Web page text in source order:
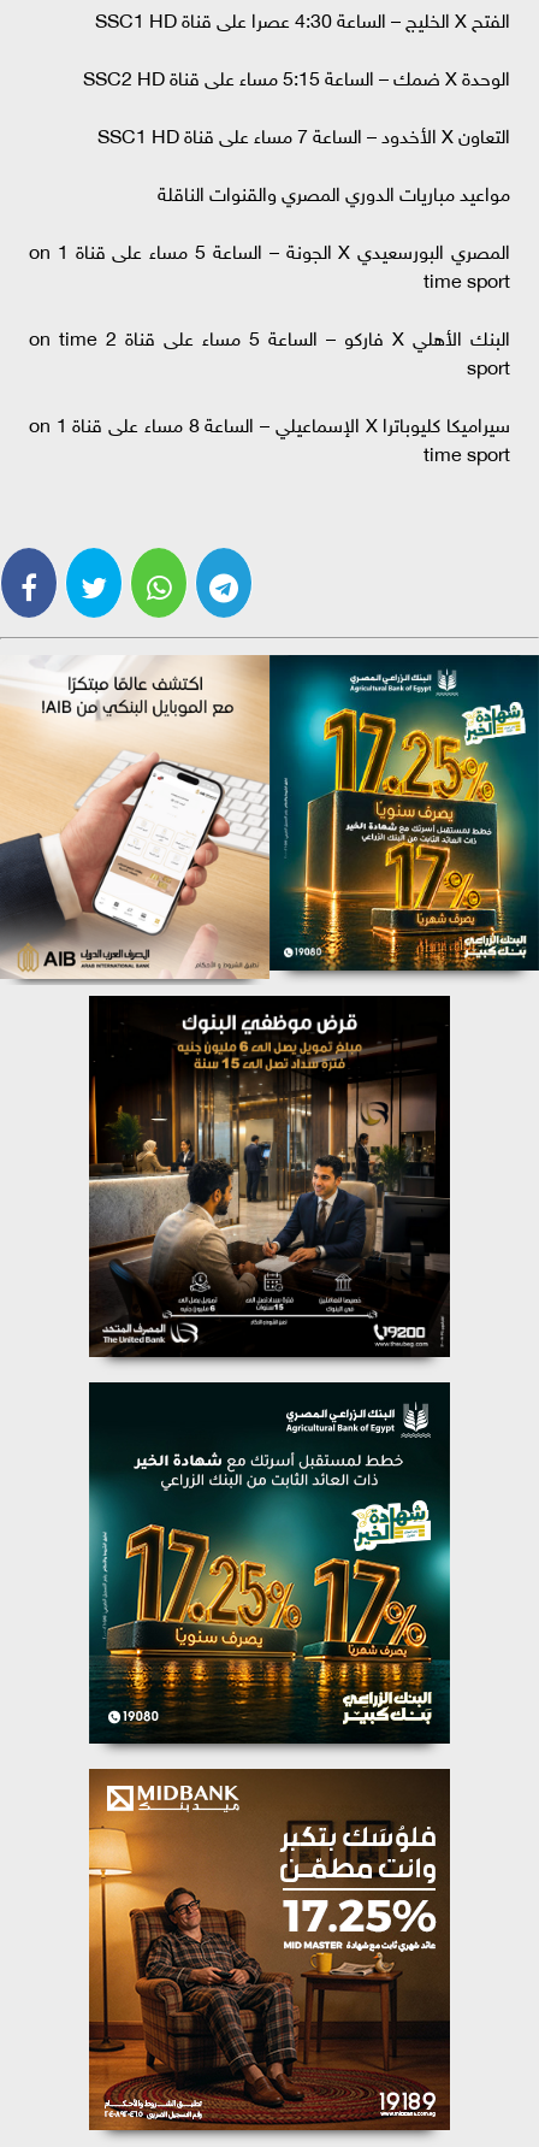
الفتح X الخليج – الساعة 4:30 عصرا على قناة SSC1 HD
الوحدة X ضمك – الساعة 5:15 مساء على قناة SSC2 HD
التعاون X الأخدود – الساعة 7 مساء على قناة SSC1 HD
مواعيد مباريات الدوري المصري والقنوات الناقلة
المصري البورسعيدي X الجونة – الساعة 5 مساء على قناة 1 on
time sport
البنك الأهلي X فاركو – الساعة 5 مساء على قناة 2 on time
sport
سيراميكا كليوباترا X الإسماعيلي – الساعة 8 مساء على قناة 1 on
time sport